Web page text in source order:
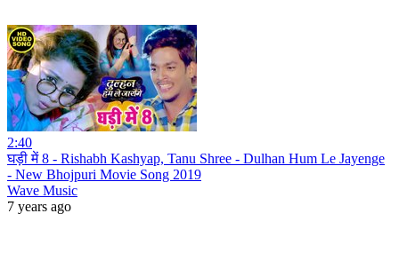
2:40
घड़ी में 8 - Rishabh Kashyap, Tanu Shree - Dulhan Hum Le Jayenge
- New Bhojpuri Movie Song 2019
Wave Music
7 years ago